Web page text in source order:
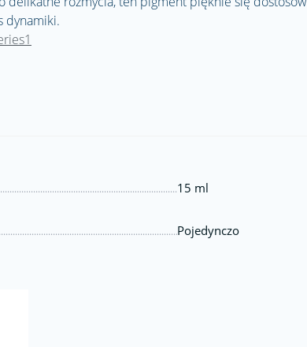
dynamiki.
15 ml
Pojedynczo